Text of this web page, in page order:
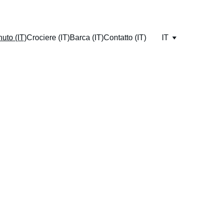
(IT)Crociere (IT)Barca (IT)Contatto (IT) IT